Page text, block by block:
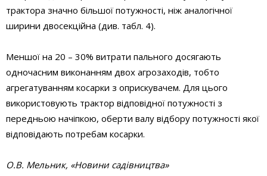
трактора значно більшої потужності, ніж аналогічної
ширини двосекційна (див. табл. 4).
Меншої на 20 – 30% витрати пального досягають
одночасним виконанням двох агрозаходів, тобто
агрегатуванням косарки з оприскувачем. Для цього
використовують трактор відповідної потужності з
передньою начіпкою, оберти валу відбору потужності якої
відповідають потребам косарки.
О.В. Мельник, «Новини садівництва»